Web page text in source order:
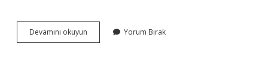
Devamını okuyun
Eki
Yorum Bırak